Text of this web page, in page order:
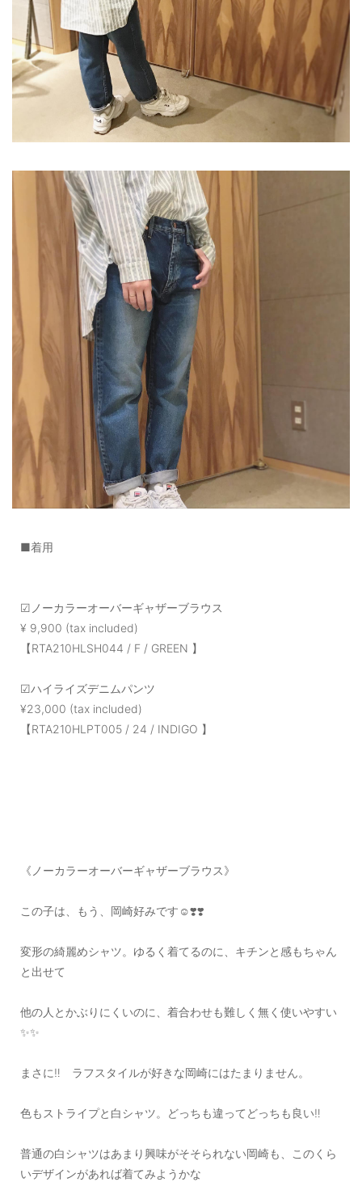
■着用
☑ノーカラーオーバーギャザーブラウス
¥️ 9,900 (tax included)
【RTA210HLSH044 / F / GREEN 】
☑ハイライズデニムパンツ
¥️23,000 (tax included)
【RTA210HLPT005 / 24 / INDIGO 】
《ノーカラーオーバーギャザーブラウス》
この子は、もう、岡崎好みです☺️❣️❣️
変形の綺麗めシャツ。ゆるく着てるのに、キチンと感もちゃん
と出せて
他の人とかぶりにくいのに、着合わせも難しく無く使いやすい
✨✨
まさに‼️ ラフスタイルが好きな岡崎にはたまりません。
色もストライプと白シャツ。どっちも違ってどっちも良い‼️
普通の白シャツはあまり興味がそそられない岡崎も、このくら
いデザインがあれば着てみようかな